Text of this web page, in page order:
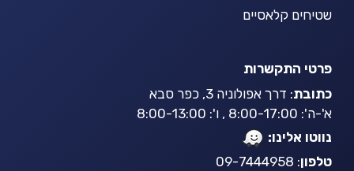
שטיחים קלאסיים
פרטי התקשרות
כתובת: דרך אפולוניה 3, כפר סבא
א'-ה': 8:00-17:00 , ו': 8:00-13:00
נווטו אלינו:
טלפון: 09-7444958